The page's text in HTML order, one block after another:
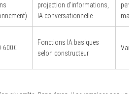
projection d’informations,
IA conversationnelle
600€
Fonctions IA basiques
selon constructeur